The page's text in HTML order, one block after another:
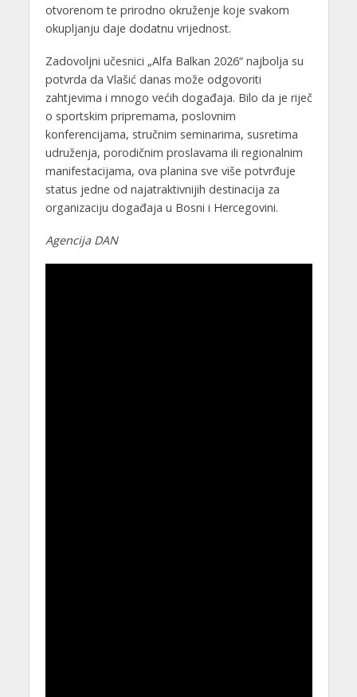
otvorenom te prirodno okruženje koje svakom
okupljanju daje dodatnu vrijednost.
Zadovoljni učesnici „Alfa Balkan 2026“ najbolja su
potvrda da Vlašić danas može odgovoriti
zahtjevima i mnogo većih događaja. Bilo da je riječ
o sportskim pripremama, poslovnim
konferencijama, stručnim seminarima, susretima
udruženja, porodičnim proslavama ili regionalnim
manifestacijama, ova planina sve više potvrđuje
status jedne od najatraktivnijih destinacija za
organizaciju događaja u Bosni i Hercegovini.
Agencija DAN